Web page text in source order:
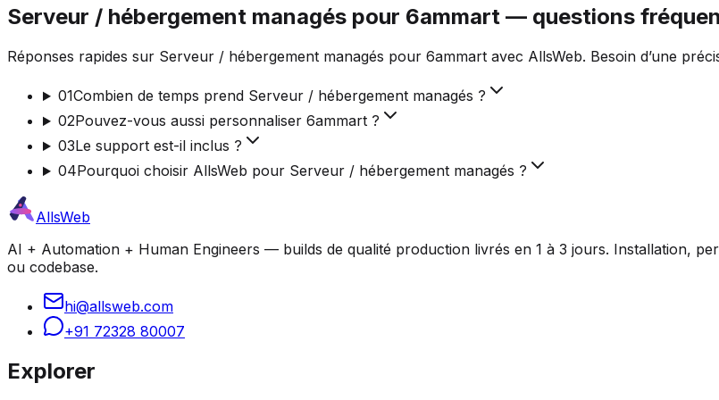
Serveur / hébergement managés pour 6ammart — questions
Réponses rapides sur Serveur / hébergement managés pour 6ammart avec AllsWeb. Besoin d’une
01Combien de temps prend Serveur / hébergement managés ?
02Pouvez-vous aussi personnaliser 6ammart ?
03Le support est-il inclus ?
04Pourquoi choisir AllsWeb pour Serveur / hébergement managés ?
AllsWeb
AI + Automation + Human Engineers — builds de qualité production livrés en 1 à 3 jours. Installation,
ou codebase.
hi@allsweb.com
+91 72328 80007
Explorer